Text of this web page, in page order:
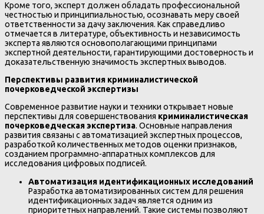
Кроме того, эксперт должен обладать профессиональной
честностью и принципиальностью, осознавать меру своей
ответственности за дачу заключения. Как справедливо
отмечается в литературе, объективность и независимость
эксперта являются основополагающими принципами
экспертной деятельности, гарантирующими достоверность и
доказательственную значимость экспертных выводов.
Перспективы развития криминалистической
почерковедческой экспертизы
Современное развитие науки и техники открывает новые
перспективы для совершенствования криминалистическая
почерковедческая экспертиза. Основные направления
развития связаны с автоматизацией экспертных процессов,
разработкой количественных методов оценки признаков,
созданием программно-аппаратных комплексов для
исследования цифровых подписей.
Автоматизация идентификационных исследований
Разработка автоматизированных систем для решения
идентификационных задач является одним из
приоритетных направлений. Такие системы позволяют